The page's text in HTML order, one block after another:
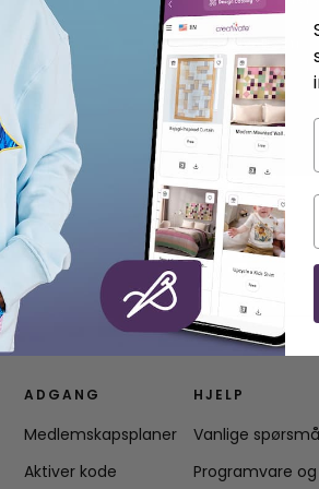
Anna Nystrøm
ADGANG
Medlemskapsplaner
Aktiver kode
HJELP
Vanlige
Programvare